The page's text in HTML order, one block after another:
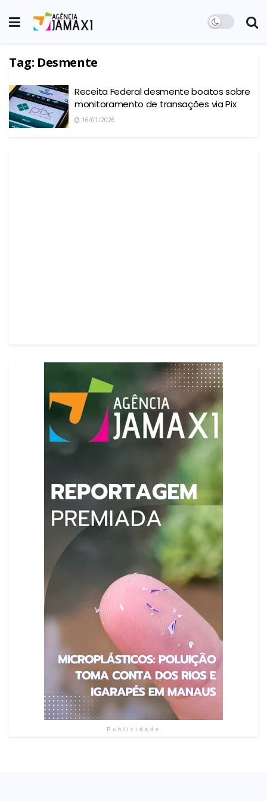
Tag: Desmente
Receita Federal desmente boatos sobre
monitoramento de transações via Pix
16/01/2026
Publicidade